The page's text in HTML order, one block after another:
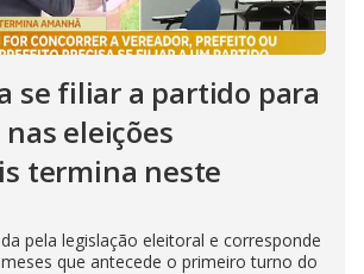
se filiar a partido para
eleições
termina neste
pela legislação eleitoral e corresponde
que antecede o primeiro turno do